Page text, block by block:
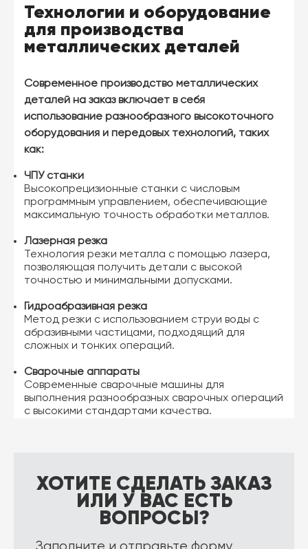
Технологии и оборудование
для производства
металлических деталей
Современное производство металлических
деталей на заказ включает в себя
использование разнообразного высокоточного
оборудования и передовых технологий, таких
как:
ЧПУ станки
Высокопрецизионные станки с числовым
программным управлением, обеспечивающие
максимальную точность обработки металлов.
Лазерная резка
Технология резки металла с помощью лазера,
позволяющая получить детали с высокой
точностью и минимальными допусками.
Гидроабразивная резка
Метод резки с использованием струи воды с
абразивными частицами, подходящий для
сложных и тонких операций.
Сварочные аппараты
Современные сварочные машины для
выполнения разнообразных сварочных операций
с высокими стандартами качества.
ХОТИТЕ СДЕЛАТЬ ЗАКАЗ
ИЛИ У ВАС ЕСТЬ
ВОПРОСЫ?